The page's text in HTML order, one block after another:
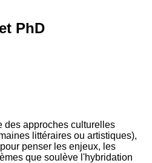
PhD
des approches culturelles
littéraires ou artistiques),
penser les enjeux, les
que soulève l'hybridation